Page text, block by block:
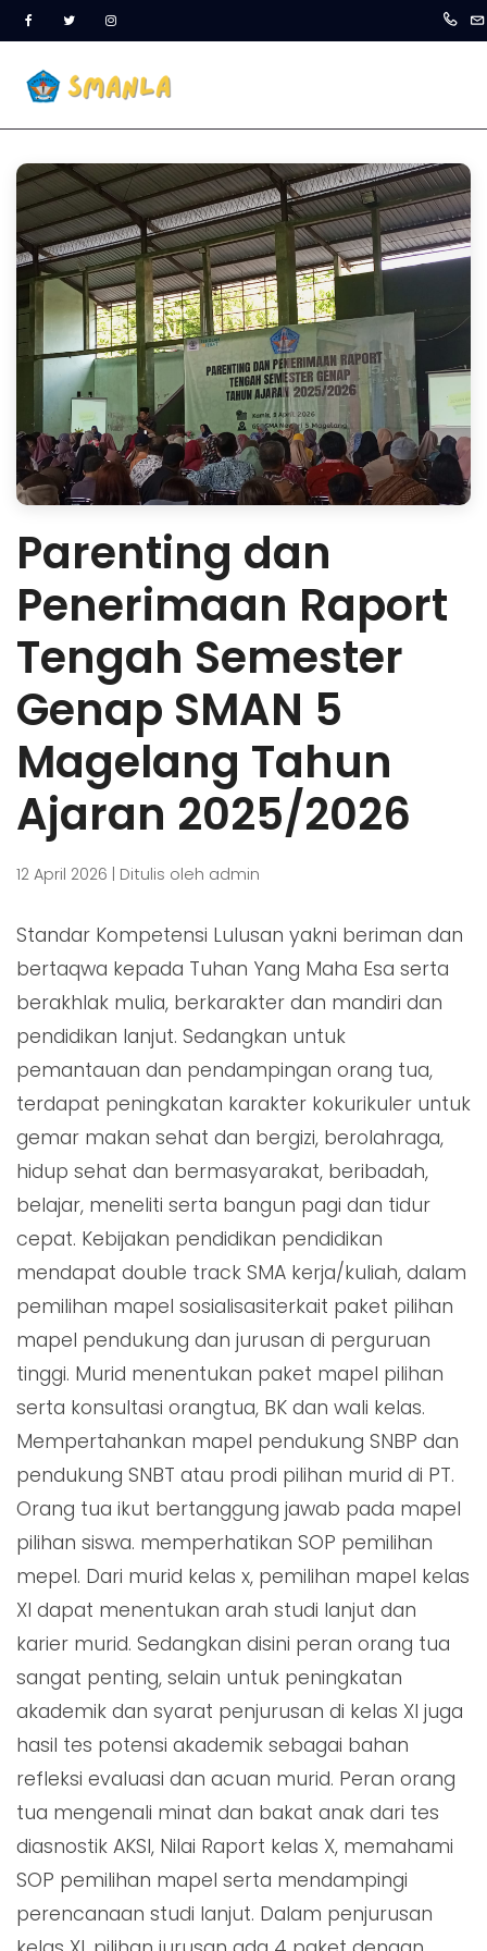
Parenting dan
Penerimaan Raport
Tengah Semester
Genap SMAN 5
Magelang Tahun
Ajaran 2025/2026
12 April 2026 | Ditulis oleh admin
Standar Kompetensi Lulusan yakni beriman dan
bertaqwa kepada Tuhan Yang Maha Esa serta
berakhlak mulia, berkarakter dan mandiri dan
pendidikan lanjut. Sedangkan untuk
pemantauan dan pendampingan orang tua,
terdapat peningkatan karakter kokurikuler untuk
gemar makan sehat dan bergizi, berolahraga,
hidup sehat dan bermasyarakat, beribadah,
belajar, meneliti serta bangun pagi dan tidur
cepat. Kebijakan pendidikan pendidikan
mendapat double track SMA kerja/kuliah, dalam
pemilihan mapel sosialisasiterkait paket pilihan
mapel pendukung dan jurusan di perguruan
tinggi. Murid menentukan paket mapel pilihan
serta konsultasi orangtua, BK dan wali kelas.
Mempertahankan mapel pendukung SNBP dan
pendukung SNBT atau prodi pilihan murid di PT.
Orang tua ikut bertanggung jawab pada mapel
pilihan siswa. memperhatikan SOP pemilihan
mepel. Dari murid kelas x, pemilihan mapel kelas
XI dapat menentukan arah studi lanjut dan
karier murid. Sedangkan disini peran orang tua
sangat penting, selain untuk peningkatan
akademik dan syarat penjurusan di kelas XI juga
hasil tes potensi akademik sebagai bahan
refleksi evaluasi dan acuan murid. Peran orang
tua mengenali minat dan bakat anak dari tes
diasnostik AKSI, Nilai Raport kelas X, memahami
SOP pemilihan mapel serta mendampingi
perencanaan studi lanjut. Dalam penjurusan